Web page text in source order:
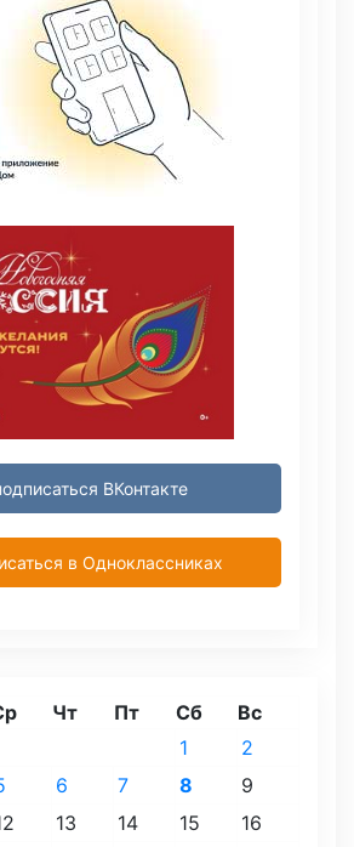
ВКонтакте
в Одноклассниках
Чт Пт Сб Вс
1
2
6 7 8
9
13 14 15
16